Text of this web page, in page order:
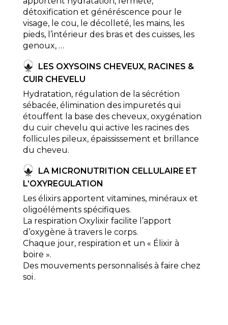
détoxification et généréscence pour le
visage, le cou, le décolleté, les mains, les
pieds, l’intérieur des bras et des cuisses, les
genoux, …
LES OXYSOINS CHEVEUX, RACINES &
CUIR CHEVELU
Hydratation, régulation de la sécrétion
sébacée, élimination des impuretés qui
étouffent la base des cheveux, oxygénation
du cuir chevelu qui active les racines des
follicules pileux, épaississement et brillance
du cheveu.
LA MICRONUTRITION CELLULAIRE ET
L’OXYREGULATION
Les élixirs apportent vitamines, minéraux et
oligoéléments spécifiques.
La respiration Oxylixir facilite l’apport
d’oxygène à travers le corps.
Chaque jour, respiration et un « Élixir à
boire ».
Des mouvements personnalisés à faire chez
soi .